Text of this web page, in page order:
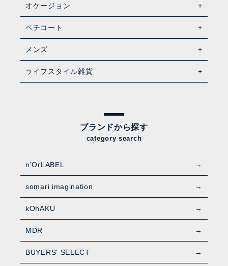
オケージョン
ペチコート
メンズ
ライフスタイル雑貨
ブランドから探す
category search
n'OrLABEL
somari imagination
kOhAKU
MDR
BUYERS' SELECT